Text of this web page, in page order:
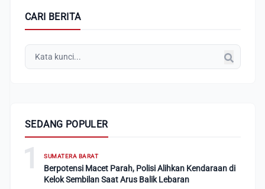
CARI BERITA
SEDANG POPULER
1 SUMATERA BARAT
Berpotensi Macet Parah, Polisi Alihkan Kendaraan di
Kelok Sembilan Saat Arus Balik Lebaran